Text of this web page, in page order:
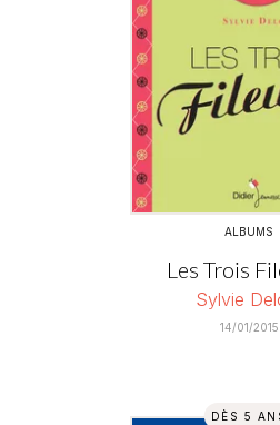
ALBUMS
Les Trois
Sylvie
14/01/2015
DÈS 5